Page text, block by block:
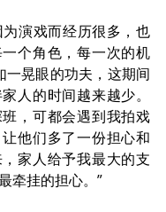
演戏而经历很多，也
个角色，每一次的机
一晃眼的功夫，这期间
人的时间越来越少。
，可都会遇到我拍戏
他们多了一份担心和
家人给予我最大的支
牵挂的担心。”